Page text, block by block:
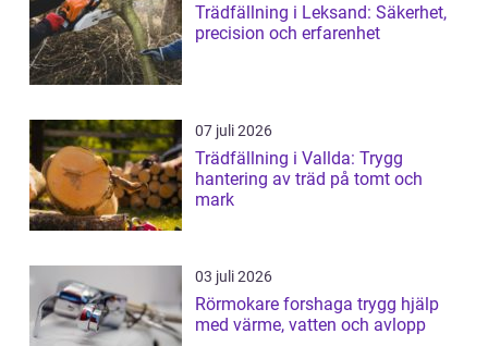
Trädfällning i Leksand: Säkerhet,
precision och erfarenhet
07 juli 2026
Trädfällning i Vallda: Trygg
hantering av träd på tomt och
mark
03 juli 2026
Rörmokare forshaga trygg hjälp
med värme, vatten och avlopp